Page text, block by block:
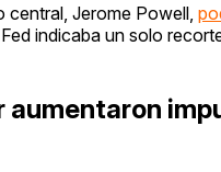
Jerome Powell,
indicaba un solo
aumentaron